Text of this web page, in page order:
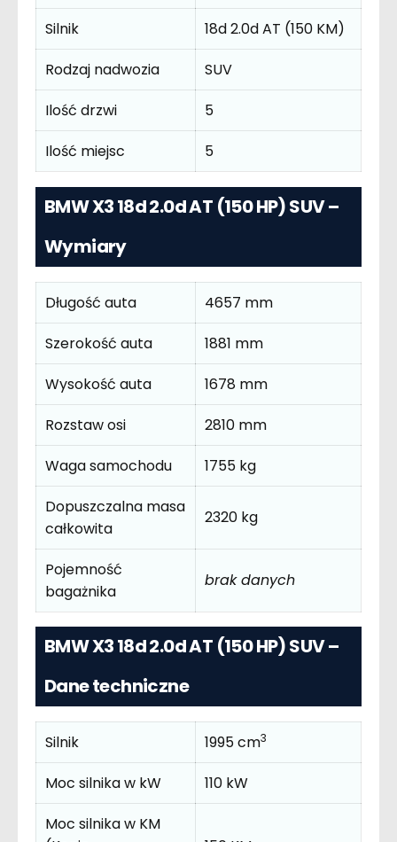
Silnik
18d 2.0d AT (150 KM)
Rodzaj nadwozia
SUV
Ilość drzwi
5
Ilość miejsc
5
BMW X3 18d 2.0d AT (150 HP) SUV –
Wymiary
Długość auta
4657 mm
Szerokość auta
1881 mm
Wysokość auta
1678 mm
Rozstaw osi
2810 mm
Waga samochodu
1755 kg
Dopuszczalna masa
całkowita
2320 kg
Pojemność
bagażnika
brak danych
BMW X3 18d 2.0d AT (150 HP) SUV –
Dane techniczne
Silnik 1995 cm3
Moc silnika w kW
110 kW
Moc silnika w KM